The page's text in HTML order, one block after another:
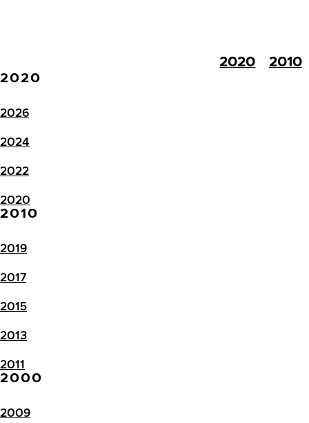
2020 2010
2020
2026
2024
2022
2020
2010
2019
2017
2015
2013
2011
2000
2009